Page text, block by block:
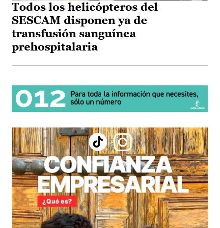
Todos los helicópteros del
SESCAM disponen ya de
transfusión sanguínea
prehospitalaria